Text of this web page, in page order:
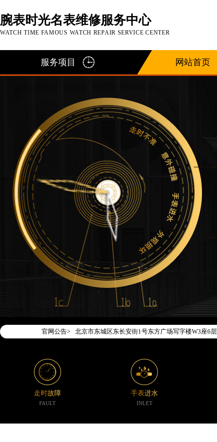
腕表时光名表维修服务中心
WATCH TIME FAMOUS WATCH REPAIR SERVICE CENTER
服务项目 网站首页
官网公告>
2026年7月腕表时光中国区售后服务网络优化升级
2026年7月腕表时光全国官方售后客户服务热线：
腕表时光官方全国统一服务热线400-188-5020，
2026年7月腕表时光售后服务中心最新网点地址：
北京市东城区东长安街1号东方广场写字楼W3座6
天津市和平区赤峰道136号天津国际金融中心写字
上海市徐汇区虹桥路3号港汇中心写字楼2座37层
上海市黄浦区南京东路299号宏伊国际广场写字楼
南京市秦淮区中山南路1号（新街口）南京中心写
走时故障
FAULT
手表进水
INLET